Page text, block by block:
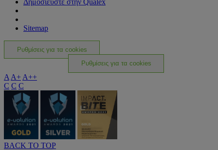
Sitemap
Ρυθμίσεις για τα cookies
Ρυθμίσεις για τα cookies
A A+ A++
C C C
BACK TO TOP